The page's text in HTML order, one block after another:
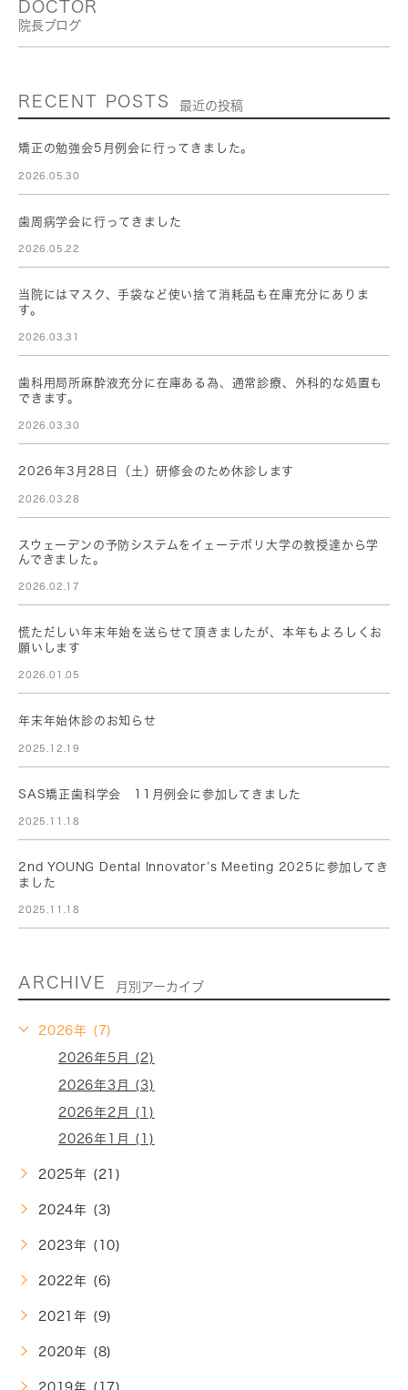
DOCTOR
院長ブログ
RECENT POSTS 最近の投稿
矯正の勉強会5月例会に行ってきました。
2026.05.30
歯周病学会に行ってきました
2026.05.22
当院にはマスク、手袋など使い捨て消耗品も在庫充分にありま
す。
2026.03.31
歯科用局所麻酔液充分に在庫ある為、通常診療、外科的な処置も
できます。
2026.03.30
2026年3月28日（土）研修会のため休診します
2026.03.28
スウェーデンの予防システムをイェーテボリ大学の教授達から学
んできました。
2026.02.17
慌ただしい年末年始を送らせて頂きましたが、本年もよろしくお
願いします
2026.01.05
年末年始休診のお知らせ
2025.12.19
SAS矯正歯科学会 11月例会に参加してきました
2025.11.18
2nd YOUNG Dental Innovator’s Meeting 2025に参加してき
ました
2025.11.18
ARCHIVE 月別アーカイブ
2026年 (7)
2026年5月 (2)
2026年3月 (3)
2026年2月 (1)
2026年1月 (1)
2025年 (21)
2024年 (3)
2023年 (10)
2022年 (6)
2021年 (9)
2020年 (8)
2019年 (17)